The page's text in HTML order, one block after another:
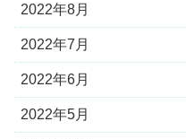
2022年8月
2022年7月
2022年6月
2022年5月